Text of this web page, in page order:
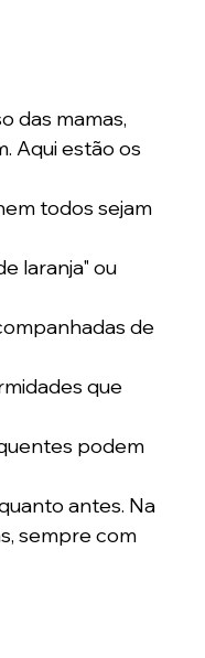
das mamas,
Aqui estão os
todos sejam
laranja" ou
de
que
podem
antes. Na
sempre com